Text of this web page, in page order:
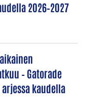
2026–2027
– Gatorade
kaudella